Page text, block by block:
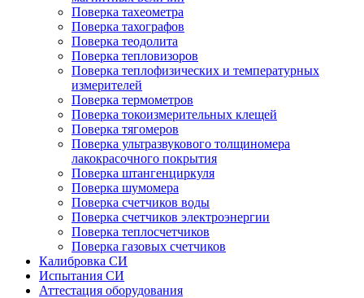
Поверка тахеометра
Поверка тахографов
Поверка теодолита
Поверка тепловизоров
Поверка теплофизических и температурных
измерителей
Поверка термометров
Поверка токоизмерительных клещей
Поверка тягомеров
Поверка ультразвукового толщиномера
лакокрасочного покрытия
Поверка штангенциркуля
Поверка шумомера
Поверка счетчиков воды
Поверка счетчиков электроэнергии
Поверка теплосчетчиков
Поверка газовых счетчиков
Калибровка СИ
Испытания СИ
Аттестация оборудования